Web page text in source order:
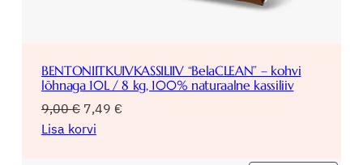
BENTONIITKUIVKASSILIIV “BelaCLEAN” – kohvi
lõhnaga 10L / 8 kg, 100% naturaalne kassiliiv
9,00€ Algne
hind
7,49 €Praegune
Lisa korvi